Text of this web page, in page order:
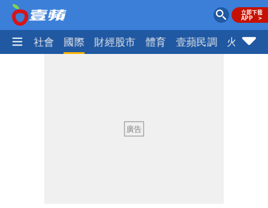
政治 社會 國際 財經股市 體育 壹蘋民調 火線話